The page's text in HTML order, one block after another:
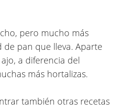
pero mucho más
pan que lleva. Aparte
a diferencia del
más hortalizas.
también otras recetas